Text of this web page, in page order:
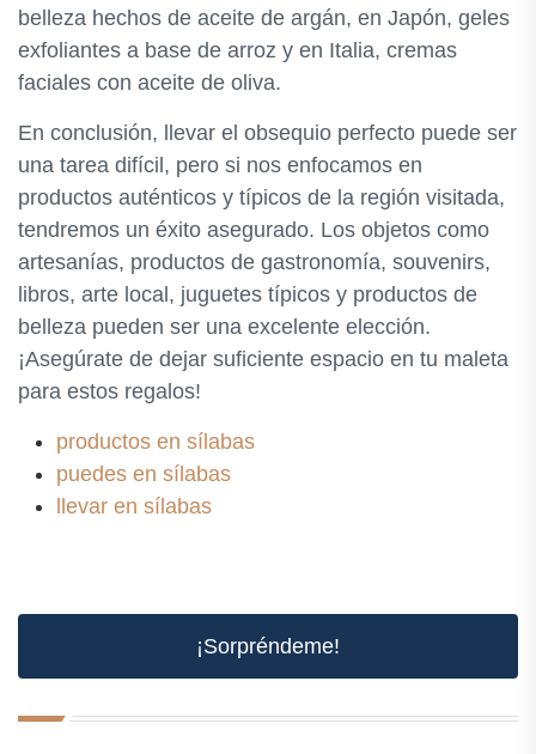
belleza hechos de aceite de argán, en Japón, geles
exfoliantes a base de arroz y en Italia, cremas
faciales con aceite de oliva.
En conclusión, llevar el obsequio perfecto puede ser
una tarea difícil, pero si nos enfocamos en
productos auténticos y típicos de la región visitada,
tendremos un éxito asegurado. Los objetos como
artesanías, productos de gastronomía, souvenirs,
libros, arte local, juguetes típicos y productos de
belleza pueden ser una excelente elección.
¡Asegúrate de dejar suficiente espacio en tu maleta
para estos regalos!
productos en sílabas
puedes en sílabas
llevar en sílabas
¡Sorpréndeme!